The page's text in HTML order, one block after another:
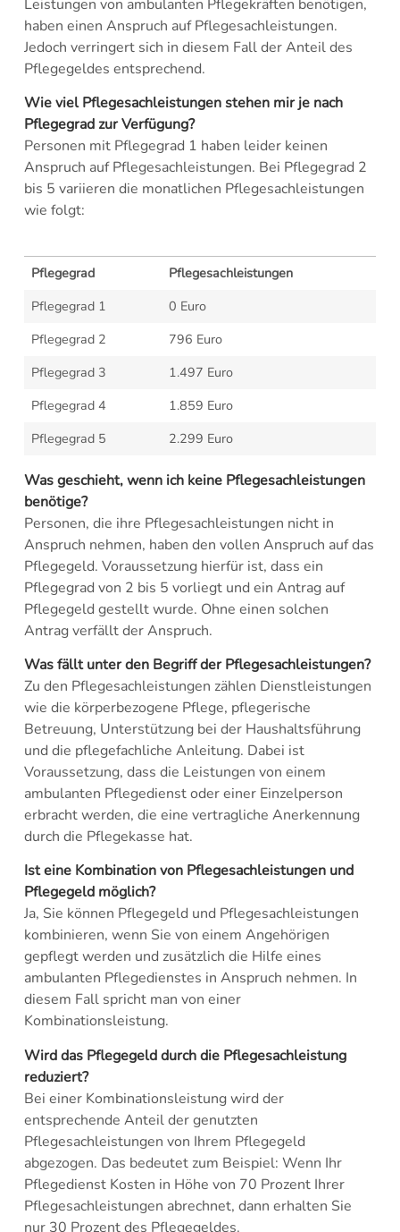
Leistungen von ambulanten Pflegekräften benötigen,
haben einen Anspruch auf Pflegesachleistungen.
Jedoch verringert sich in diesem Fall der Anteil des
Pflegegeldes entsprechend.
Wie viel Pflegesachleistungen stehen mir je nach
Pflegegrad zur Verfügung?
Personen mit Pflegegrad 1 haben leider keinen
Anspruch auf Pflegesachleistungen. Bei Pflegegrad 2
bis 5 variieren die monatlichen Pflegesachleistungen
wie folgt:
Pflegegrad
Pflegesachleistungen
Pflegegrad 1
0 Euro
Pflegegrad 2
796 Euro
Pflegegrad 3
1.497 Euro
Pflegegrad 4
1.859 Euro
Pflegegrad 5
2.299 Euro
Was geschieht, wenn ich keine Pflegesachleistungen
benötige?
Personen, die ihre Pflegesachleistungen nicht in
Anspruch nehmen, haben den vollen Anspruch auf das
Pflegegeld. Voraussetzung hierfür ist, dass ein
Pflegegrad von 2 bis 5 vorliegt und ein Antrag auf
Pflegegeld gestellt wurde. Ohne einen solchen
Antrag verfällt der Anspruch.
Was fällt unter den Begriff der Pflegesachleistungen?
Zu den Pflegesachleistungen zählen Dienstleistungen
wie die körperbezogene Pflege, pflegerische
Betreuung, Unterstützung bei der Haushaltsführung
und die pflegefachliche Anleitung. Dabei ist
Voraussetzung, dass die Leistungen von einem
ambulanten Pflegedienst oder einer Einzelperson
erbracht werden, die eine vertragliche Anerkennung
durch die Pflegekasse hat.
Ist eine Kombination von Pflegesachleistungen und
Pflegegeld möglich?
Ja, Sie können Pflegegeld und Pflegesachleistungen
kombinieren, wenn Sie von einem Angehörigen
gepflegt werden und zusätzlich die Hilfe eines
ambulanten Pflegedienstes in Anspruch nehmen. In
diesem Fall spricht man von einer
Kombinationsleistung.
Wird das Pflegegeld durch die Pflegesachleistung
reduziert?
Bei einer Kombinationsleistung wird der
entsprechende Anteil der genutzten
Pflegesachleistungen von Ihrem Pflegegeld
abgezogen. Das bedeutet zum Beispiel: Wenn Ihr
Pflegedienst Kosten in Höhe von 70 Prozent Ihrer
Pflegesachleistungen abrechnet, dann erhalten Sie
nur 30 Prozent des Pflegegeldes.